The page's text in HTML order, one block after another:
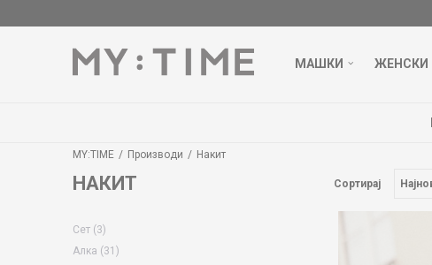
МАШКИ ЖЕНСКИ
MY:TIME Производи Накит
НАКИТ Сортирај
Сет (3)
Алка (31)